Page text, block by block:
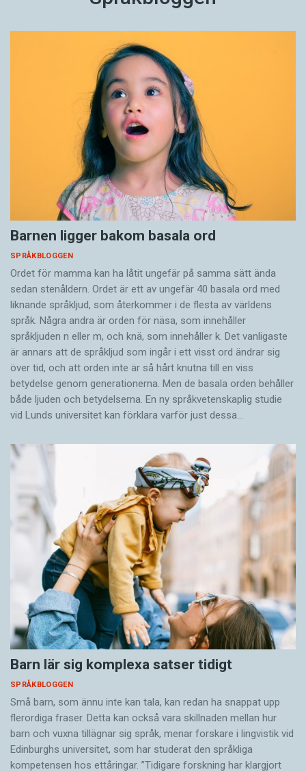
Barnen ligger bakom basala ord
SPRÅKBLOGGEN
Ordet för mamma kan ha låtit ungefär på samma sätt ända
sedan stenåldern. Ordet är ett av ungefär 40 basala ord med
liknande språkljud, som återkommer i de flesta av världens
språk. Några andra är orden för näsa, som innehåller
språkljuden n eller m, och knä, som innehåller k. Det vanligaste
är annars att de språkljud som ingår i ett visst ord ändrar sig
över tid, och att orden inte är så hårt knutna till en viss
betydelse genom generationerna. Men de basala orden behåller
både ljuden och betydelserna. En ny språkvetenskaplig studie
vid Lunds universitet kan förklara varför just dessa…
Barn lär sig komplexa satser tidigt
SPRÅKBLOGGEN
Små barn, som ännu inte kan tala, kan redan ha snappat upp
flerordiga fraser. Detta kan också vara skillnaden mellan hur
barn och vuxna tillägnar sig språk, menar forskare i lingvistik vid
Edinburghs universitet, som har studerat den språkliga
kompetensen hos ettåringar. ”Tidigare forskning har klargjort